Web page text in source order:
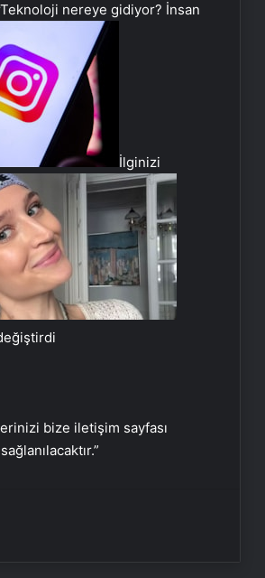
Teknoloji nereye gidiyor? İnsan
İlginizi
bize iletişim sayfası
İle Diyabetik Ayak
Tedavisi
Gizemli Sınırları ve Ötesi :
Nedir ? Uetds.com İle Akıllı